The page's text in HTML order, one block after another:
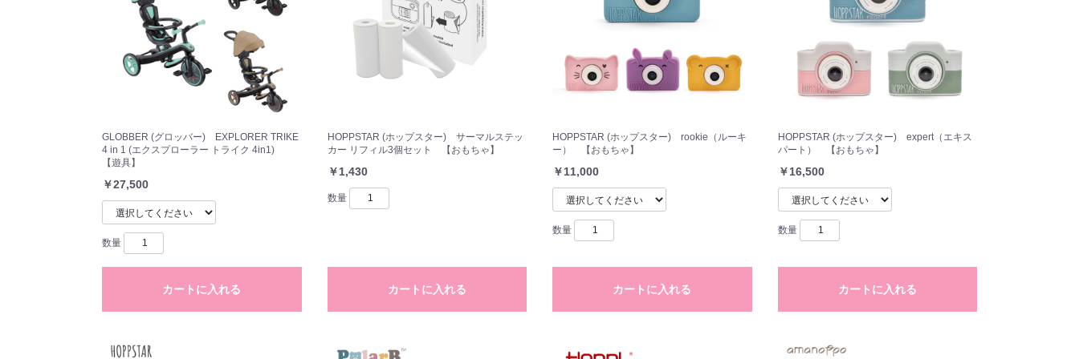
GLOBBER (グロッバー) EXPLORER TRIKE
4 in 1 (エクスプローラー トライク 4in1)
【遊具】
￥27,500
数量
カートに入れる
HOPPSTAR (ホップスター) サーマルステッ
カー リフィル3個セット 【おもちゃ】
￥1,430
数量
カートに入れる
HOPPSTAR (ホップスター) rookie（ルーキ
ー） 【おもちゃ】
￥11,000
数量
カートに入れる
HOPPSTAR (ホップスター) expert（エキス
パート） 【おもちゃ】
￥16,500
数量
カートに入れる